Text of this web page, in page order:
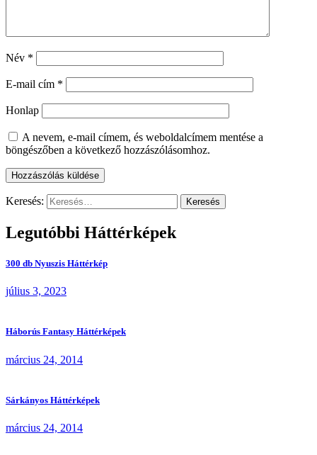
Név *
E-mail cím *
Honlap
A nevem, e-mail címem, és weboldalcímem mentése a
böngészőben a következő hozzászólásomhoz.
Keresés:
Legutóbbi Háttérképek
300 db Nyuszis Háttérkép
július 3, 2023
Háborús Fantasy Háttérképek
március 24, 2014
Sárkányos Háttérképek
március 24, 2014